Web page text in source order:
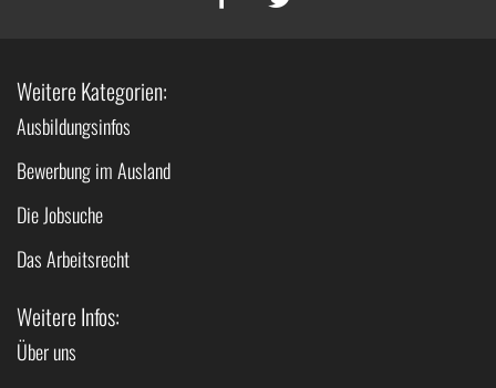
Weitere Kategorien:
Ausbildungsinfos
Bewerbung im Ausland
Die Jobsuche
Das Arbeitsrecht
Weitere Infos:
Über uns